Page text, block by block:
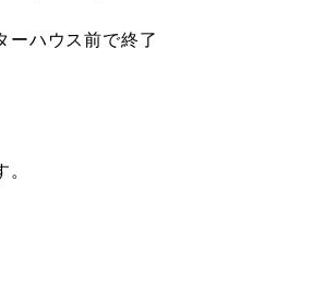
ハウス前で終了